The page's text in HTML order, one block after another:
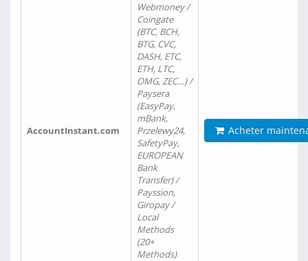
AccountInstant.com
Webmoney /
Coingate
(BTC, BCH,
BTG, CVC,
DASH, ETC,
ETH, LTC,
OMG, ZEC…) /
Paysera
(EasyPay,
mBank,
Przelewy24,
SafetyPay,
EUROPEAN
Bank
Transfer) /
Payssion,
Giropay /
Local
Methods
(20+
Methods)
Acheter